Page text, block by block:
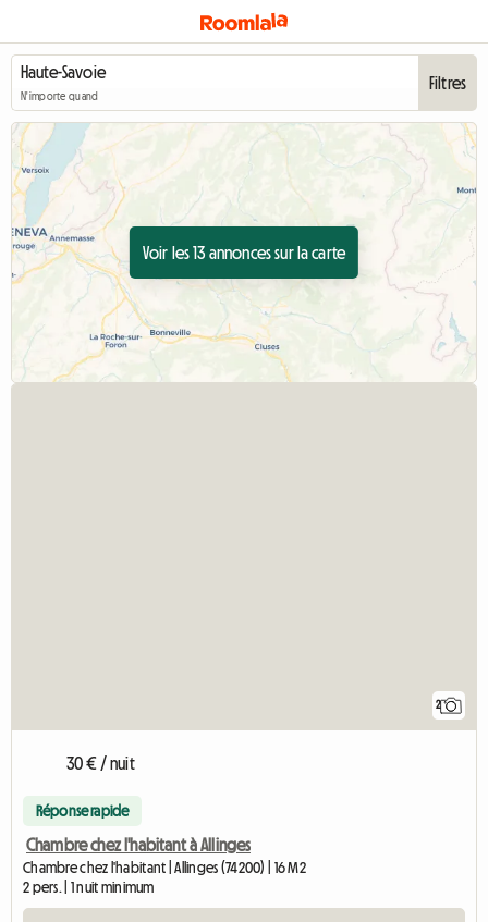
N'importe quand
Filtres
Voir les 13 annonces sur la carte
2
30 € / nuit
Réponse rapide
Chambre chez l'habitant à Allinges
Chambre chez l'habitant | Allinges (74200) | 16 M2
2 pers. | 1 nuit minimum